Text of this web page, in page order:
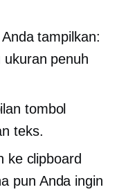
tampilkan:
penuh
tombol
teks.
ke clipboard
pun Anda ingin